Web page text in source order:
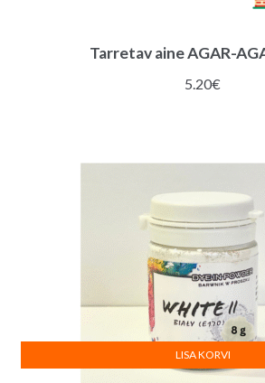
Tarretav aine AGAR-
5.20€
LISA KORVI